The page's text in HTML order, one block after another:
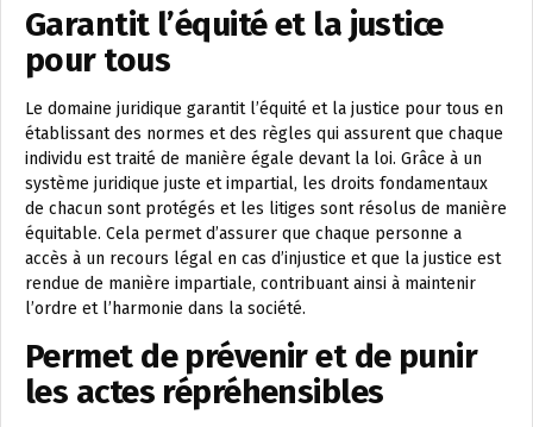
Garantit l’équité et la justice
pour tous
Le domaine juridique garantit l’équité et la justice pour tous en
établissant des normes et des règles qui assurent que chaque
individu est traité de manière égale devant la loi. Grâce à un
système juridique juste et impartial, les droits fondamentaux
de chacun sont protégés et les litiges sont résolus de manière
équitable. Cela permet d’assurer que chaque personne a
accès à un recours légal en cas d’injustice et que la justice est
rendue de manière impartiale, contribuant ainsi à maintenir
l’ordre et l’harmonie dans la société.
Permet de prévenir et de punir
les actes répréhensibles